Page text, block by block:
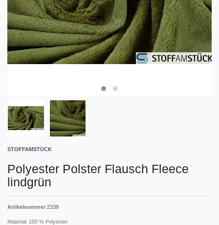
STOFFAMSTÜCK
Polyester Polster Flausch Fleece
lindgrün
Artikelnummer 2339
Material: 100 % Polyester